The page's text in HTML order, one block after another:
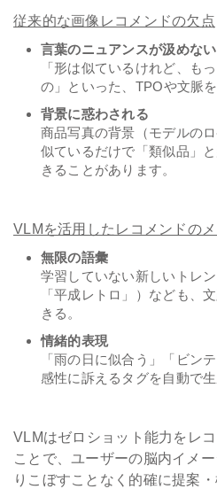
従来的な画像レコメンドの欠点
言葉のニュアンスが汲めない
「形は似ているけれど、も
の」といった、TPOや文脈
背景に惑わされる
商品写真の背景（モデルの
似ているだけで「類似品」
きることがあります。
VLMを活用したレコメンドのメ
無限の語彙
学習していない新しいトレ
「平成レトロ」）なども、
きる。
情緒的表現
「雨の日に似合う」「ビン
感性に訴えるタグを自動で生
VLMはゼロショット能力をレ
ことで、ユーザーの脳内イメ
りこぼすことなく的確に提案